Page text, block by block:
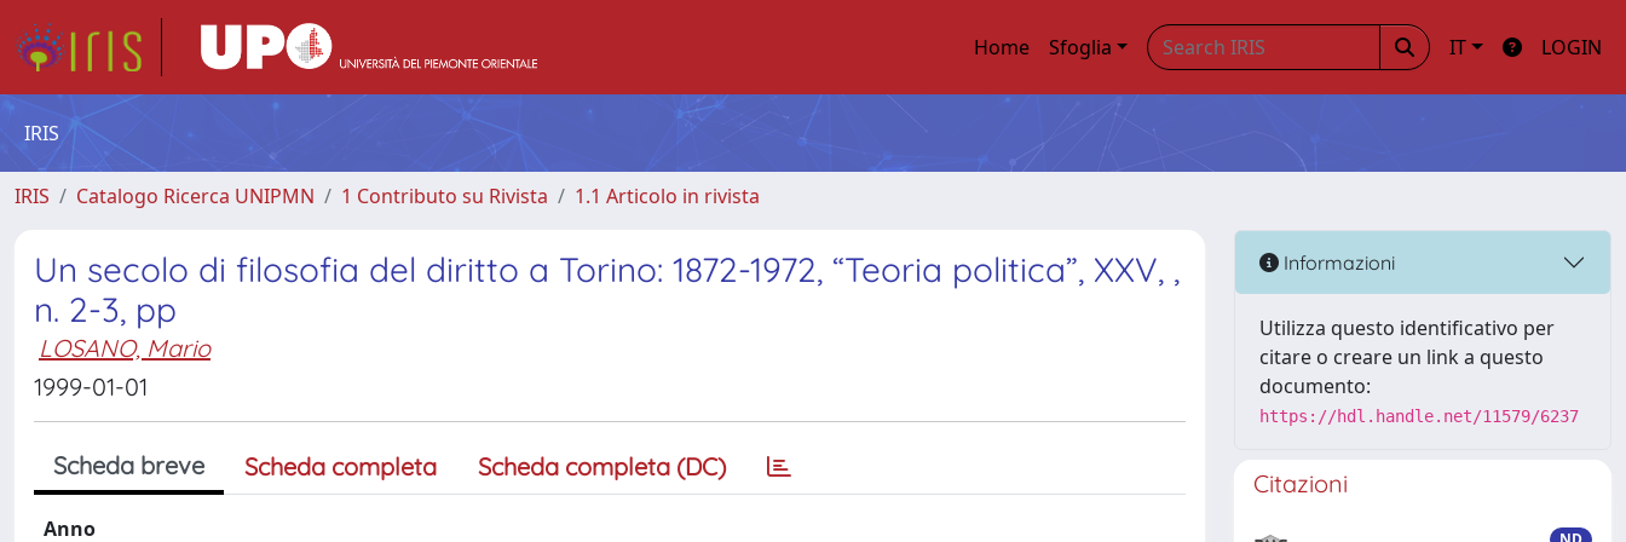
Home Sfoglia IT LOGIN
IRIS
IRIS Catalogo Ricerca UNIPMN 1 Contributo su Rivista 1.1 Articolo in rivista
Un secolo di filosofia del diritto a Torino: 1872-1972, “Teoria politica”, XXV, ,
n. 2-3, pp
LOSANO, Mario
1999-01-01
Scheda breve Scheda completa Scheda completa (DC)
Anno
Informazioni
Utilizza questo identificativo per
citare o creare un link a questo
documento:
https://hdl.handle.net/11579/6237
Citazioni